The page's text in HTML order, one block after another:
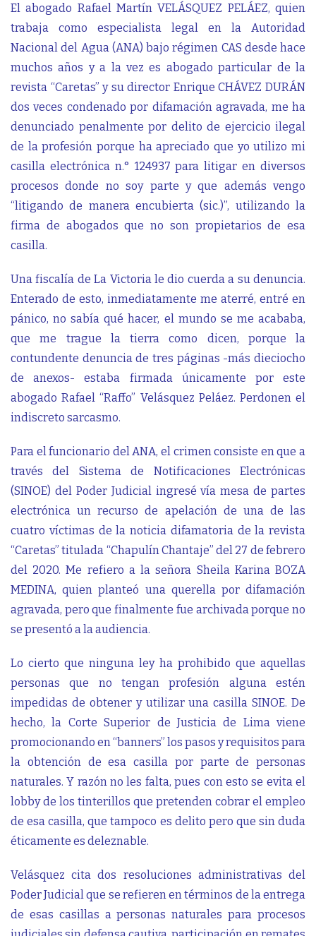
El abogado Rafael Martín VELÁSQUEZ PELÁEZ, quien
trabaja como especialista legal en la Autoridad
Nacional del Agua (ANA) bajo régimen CAS desde hace
muchos años y a la vez es abogado particular de la
revista “Caretas” y su director Enrique CHÁVEZ DURÁN
dos veces condenado por difamación agravada, me ha
denunciado penalmente por delito de ejercicio ilegal
de la profesión porque ha apreciado que yo utilizo mi
casilla electrónica n.° 124937 para litigar en diversos
procesos donde no soy parte y que además vengo
“litigando de manera encubierta (sic.)”, utilizando la
firma de abogados que no son propietarios de esa
casilla.
Una fiscalía de La Victoria le dio cuerda a su denuncia.
Enterado de esto, inmediatamente me aterré, entré en
pánico, no sabía qué hacer, el mundo se me acababa,
que me trague la tierra como dicen, porque la
contundente denuncia de tres páginas -más dieciocho
de anexos- estaba firmada únicamente por este
abogado Rafael “Raffo” Velásquez Peláez. Perdonen el
indiscreto sarcasmo.
Para el funcionario del ANA, el crimen consiste en que a
través del Sistema de Notificaciones Electrónicas
(SINOE) del Poder Judicial ingresé vía mesa de partes
electrónica un recurso de apelación de una de las
cuatro víctimas de la noticia difamatoria de la revista
“Caretas” titulada “Chapulín Chantaje” del 27 de febrero
del 2020. Me refiero a la señora Sheila Karina BOZA
MEDINA, quien planteó una querella por difamación
agravada, pero que finalmente fue archivada porque no
se presentó a la audiencia.
Lo cierto que ninguna ley ha prohibido que aquellas
personas que no tengan profesión alguna estén
impedidas de obtener y utilizar una casilla SINOE. De
hecho, la Corte Superior de Justicia de Lima viene
promocionando en “banners” los pasos y requisitos para
la obtención de esa casilla por parte de personas
naturales. Y razón no les falta, pues con esto se evita el
lobby de los tinterillos que pretenden cobrar el empleo
de esa casilla, que tampoco es delito pero que sin duda
éticamente es deleznable.
Velásquez cita dos resoluciones administrativas del
Poder Judicial que se refieren en términos de la entrega
de esas casillas a personas naturales para procesos